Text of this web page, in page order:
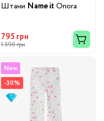
Штани Name it Onora
795 грн
1 590 грн
New
-30%